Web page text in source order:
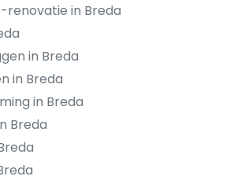
renovatie in Breda
in Breda
in Breda
in Breda
Breda